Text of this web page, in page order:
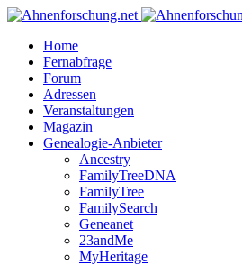
Home
Fernabfrage
Forum
Adressen
Veranstaltungen
Magazin
Genealogie-Anbieter
Ancestry
FamilyTreeDNA
FamilyTree
FamilySearch
Geneanet
23andMe
MyHeritage